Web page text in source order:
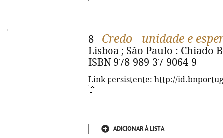
8 - Credo - unidade e
Lisboa ; São Paulo : Chiado
ISBN 978-989-37-9064-9
Link persistente: http://
ADICIONAR À LISTA